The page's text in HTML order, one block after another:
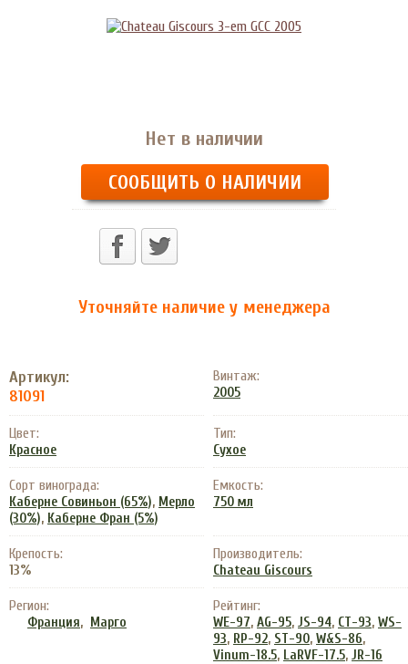
Нет в наличии
СООБЩИТЬ О НАЛИЧИИ
Уточняйте наличие у менеджера
Артикул:
81091
Винтаж:
2005
Цвет:
Красное
Тип:
Сухое
Сорт винограда:
Каберне Совиньон (65%), Мерло
(30%), Каберне Фран (5%)
Емкость:
750 мл
Крепость:
13%
Производитель:
Chateau Giscours
Регион:
Франция, Марго
Рейтинг:
WE-97, AG-95, JS-94, CT-93, WS-
93, RP-92, ST-90, W&S-86,
Vinum-18.5, LaRVF-17.5, JR-16